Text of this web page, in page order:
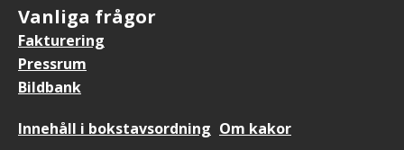
Vanliga frågor
Fakturering
Pressrum
Bildbank
Sidfotsmeny
Innehåll i bokstavsordning Om kakor